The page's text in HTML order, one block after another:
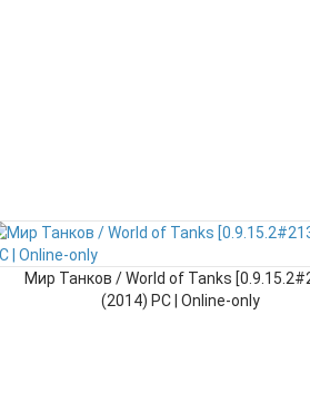
Мир Танков / World of Tanks
(2014) PC | Online-only